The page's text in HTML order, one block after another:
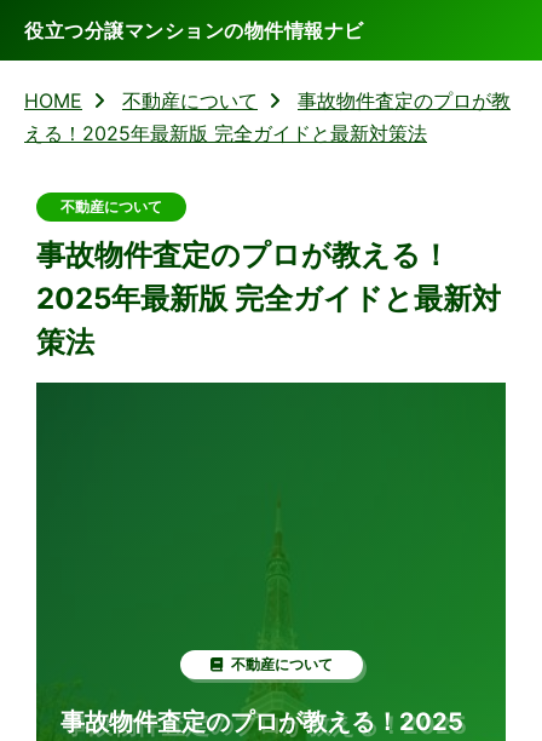
役立つ分譲マンションの物件情報ナビ
HOME 不動産について
事故物件査定のプロが教
える！2025年最新版 完全ガイドと最新対策法
不動産について
事故物件査定のプロが教える！
2025年最新版 完全ガイドと最新対
策法
不動産について
事故物件査定のプロが教える！2025